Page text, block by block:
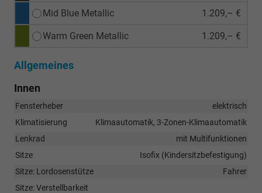
Mid Blue Metallic 1.209,– €
Warm Green Metallic 1.209,– €
Allgemeines
Innen
Fensterheber
elektrisch
Klimatisierung
Klimaautomatik, 3-Zonen-Klimaautomatik
Lenkrad
mit Multifunktionen
Sitze
Isofix (Kindersitzbefestigung)
Sitze: Lordosenstütze
Fahrer
Sitze: Verstellbarkeit